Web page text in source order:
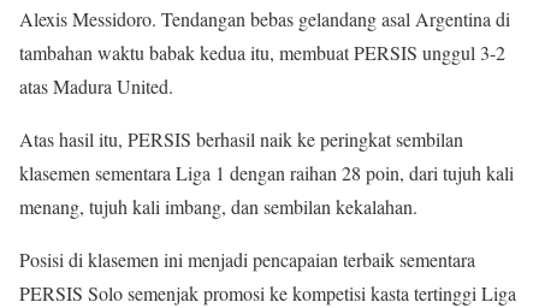
Alexis Messidoro. Tendangan bebas gelandang asal Argentina di
tambahan waktu babak kedua itu, membuat PERSIS unggul 3-2
atas Madura United.
Atas hasil itu, PERSIS berhasil naik ke peringkat sembilan
klasemen sementara Liga 1 dengan raihan 28 poin, dari tujuh kali
menang, tujuh kali imbang, dan sembilan kekalahan.
Posisi di klasemen ini menjadi pencapaian terbaik sementara
PERSIS Solo semenjak promosi ke kompetisi kasta tertinggi Liga